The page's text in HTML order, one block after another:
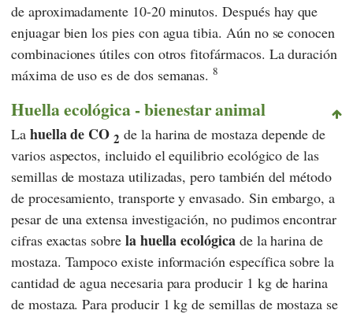
de aproximadamente 10-20 minutos. Después hay que
enjuagar bien los pies con agua tibia. Aún no se conocen
combinaciones útiles con otros fitofármacos. La duración
máxima de uso es de dos semanas.8
Huella ecológica - bienestar animal
La huella de CO2 de la harina de mostaza depende de
varios aspectos, incluido el equilibrio ecológico de las
semillas de mostaza utilizadas, pero también del método
de procesamiento, transporte y envasado. Sin embargo, a
pesar de una extensa investigación, no pudimos encontrar
cifras exactas sobre la huella ecológicade la harina de
mostaza. Tampoco existe información específica sobre la
cantidad de agua necesaria para producir 1 kg de harina
de mostaza. Para producir 1 kg de semillas de mostaza se